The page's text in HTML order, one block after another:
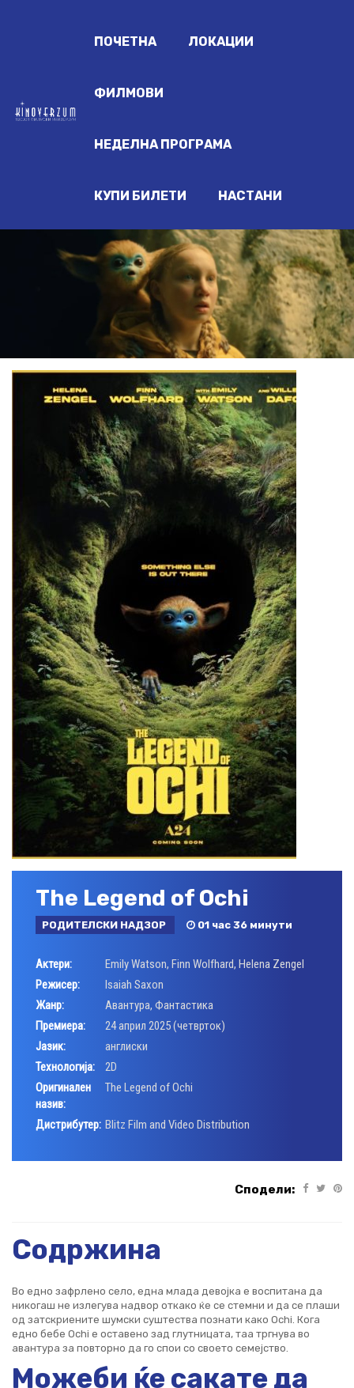
ПОЧЕТНА ЛОКАЦИИ
ФИЛМОВИ
НЕДЕЛНА ПРОГРАМА
КУПИ БИЛЕТИ НАСТАНИ
The Legend of Ochi
РОДИТЕЛСКИ НАДЗОР 01 час 36 минути
Актери: Emily Watson, Finn Wolfhard, Helena Zengel
Режисер:
Isaiah Saxon
Жанр:
Авантура, Фантастика
Премиера:
24 април 2025 (четврток)
Јазик:
англиски
Технологија:
2D
Оригинален
назив:
The Legend of Ochi
Дистрибутер: Blitz Film and Video Distribution
Сподели:
Содржина
Во едно зафрлено село, една млада девојка е воспитана да
никогаш не излегува надвор откако ќе се стемни и да се плаши
од затскриените шумски суштества познати како Ochi. Кога
едно бебе Ochi е оставено зад глутницата, таа тргнува во
авантура за повторно да го спои со своето семејство.
Можеби ќе сакате да